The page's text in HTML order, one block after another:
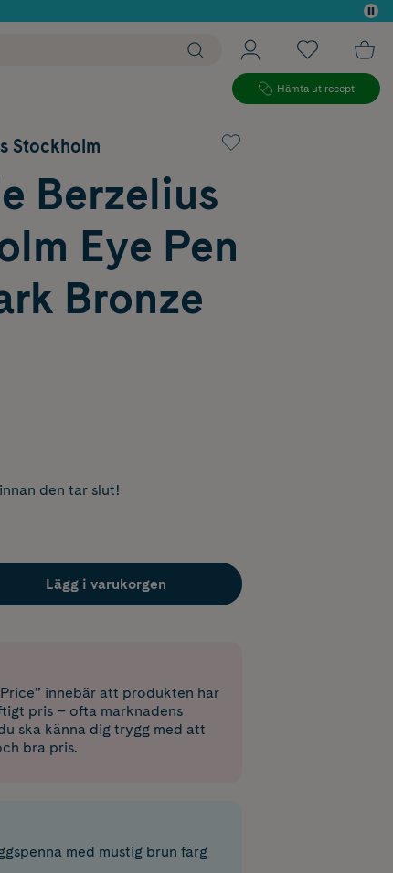
Hämta ut recept
Stockholm
Berzelius
Eye Pen
Bronze
den tar slut!
Lägg i varukorgen
innebär att produkten har
pris – ofta marknadens
ska känna dig trygg med att
bra pris.
med mustig brun färg